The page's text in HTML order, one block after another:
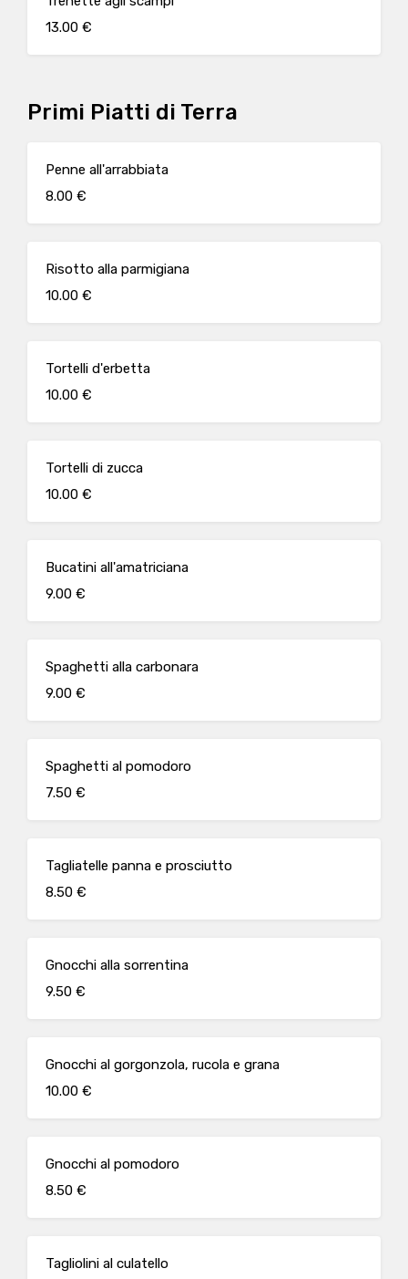
13.00 €
Primi Piatti di Terra
Penne all'arrabbiata
8.00 €
Risotto alla parmigiana
10.00 €
Tortelli d'erbetta
10.00 €
Tortelli di zucca
10.00 €
Bucatini all'amatriciana
9.00 €
Spaghetti alla carbonara
9.00 €
Spaghetti al pomodoro
7.50 €
Tagliatelle panna e prosciutto
8.50 €
Gnocchi alla sorrentina
9.50 €
Gnocchi al gorgonzola, rucola e grana
10.00 €
Gnocchi al pomodoro
8.50 €
Tagliolini al culatello